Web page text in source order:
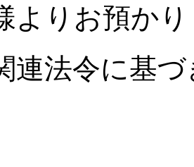
よりお預か
連法令に基